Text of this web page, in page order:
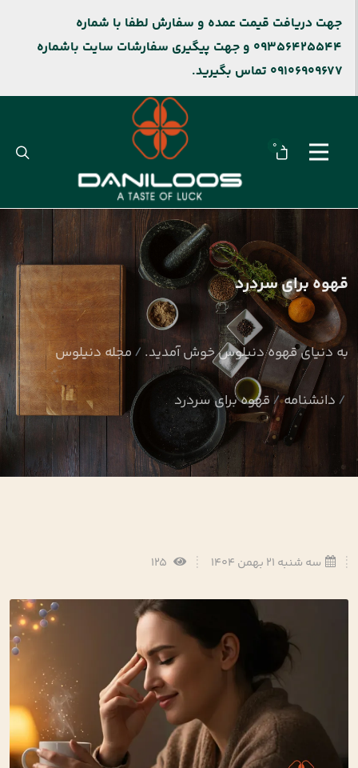
جهت دریافت قیمت عمده و سفارش لطفا با شماره
09356425544 و جهت پیگیری سفارشات سایت باشماره
09106909677 تماس بگیرید.
0
قهوه برای سردرد
به دنیای قهوه دنیلوس خوش آمدید. مجله دنیلوس
دانشنامه قهوه برای سردرد
سه شنبه 21 بهمن 1404